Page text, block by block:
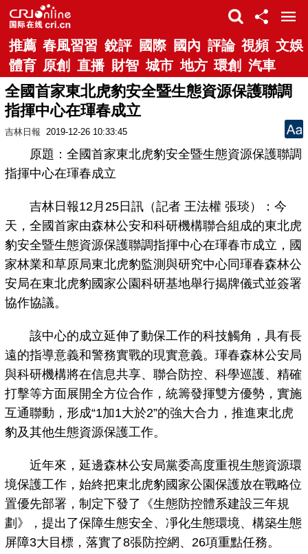
推薦 春風習習 銳評 國際 國內 評論 視頻 文娛
體育 原創 直播 財智 城市 地方 環創 汽車
全國首家東北虎豹安全暨生態資源保護聯調
指揮中心在琿春成立
吉林日報 2019-12-26 10:33:45
原題：全國首家東北虎豹安全暨生態資源保護聯調
指揮中心在琿春成立
吉林日報12月25日訊（記者 王法權 張琰）：今
天，全國首家由森林公安和科研機構聯合組成的東北虎
豹安全暨生態資源保護聯調指揮中心在琿春市成立，國
家林業和草原局東北虎豹監測與研究中心同琿春森林公
安局在東北虎豹國家公園科研基地舉行揭牌儀式並簽署
協作協議。
該中心的成立延伸了動保工作的科技觸角，具有長
遠的指導意義和警務實戰的現實意義。琿春森林公安局
與科研機構將在信息共享、聯合防控、科學巡護、精確
打擊等方面展開全方位合作，統籌發揮雙方優勢，實施
互通聯動，形成“1加1大於2”的強大合力，推進東北虎
豹及其他生態資源保護工作。
近年來，延邊森林公安局黨委高度重視生態資源環
境保護工作，始終把東北虎豹國家公園保護放在戰略位
置優先部署，制定下發了《生態防控體系建設三年規
劃》，提出了保障生態安全、凈化生態環境、構築生態
屏障3大目標，落實了8張防控網、26項重點任務。